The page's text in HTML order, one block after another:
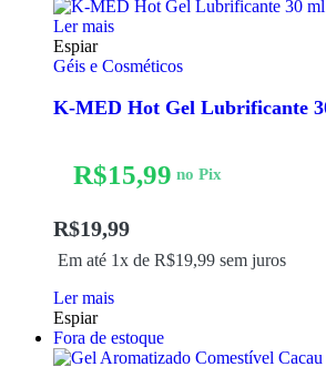
Ler mais
Espiar
Géis e Cosméticos
K-MED Hot Gel Lubrificante
R$19,99
Em até 1x de R$19,99 sem juros
R$15,99 no Pix
Ler mais
Espiar
Fora de estoque